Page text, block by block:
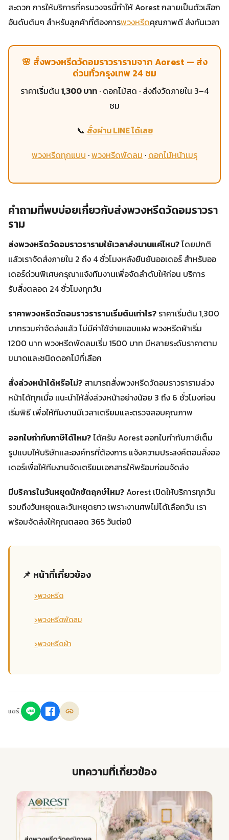
สะดวก การให้บริการที่ครบวงจรนี้ทำให้ Aorest กลายเป็นตัวเลือก
อันดับต้นๆ สำหรับลูกค้าที่ต้องการพวงหรีดคุณภาพดี ส่งทันเวลา
🌸 สั่งพวงหรีดวัดอมราวรารามจาก Aorest — ส่ง
ด่วนทั่วกรุงเทพ 24 ชม
ราคาเริ่มต้น 1,300 บาท · ดอกไม้สด · ส่งถึงวัดภายใน 3–4
ชม
📞 สั่งผ่าน LINE ได้เลย
พวงหรีดทุกแบบ ·พวงหรีดพัดลม · ดอกไม้หน้าเมรุ
คำถามที่พบบ่อยเกี่ยวกับส่งพวงหรีดวัดอมราวรา
ราม
ส่งพวงหรีดวัดอมราวรารามใช้เวลาส่งนานแค่ไหน?โดยปกติ
แล้วเราจัดส่งภายใน 2 ถึง 4 ชั่วโมงหลังยืนยันออเดอร์ สำหรับออ
เดอร์ด่วนพิเศษกรุณาแจ้งทีมงานเพื่อจัดลำดับให้ก่อน บริการ
รับสั่งตลอด 24 ชั่วโมงทุกวัน
ราคาพวงหรีดวัดอมราวรารามเริ่มต้นเท่าไร? ราคาเริ่มต้น 1,300
บาทรวมค่าจัดส่งแล้ว ไม่มีค่าใช้จ่ายแอบแฝง พวงหรีดผ้าเริ่ม
1200 บาท พวงหรีดพัดลมเริ่ม 1500 บาท มีหลายระดับราคาตาม
ขนาดและชนิดดอกไม้ที่เลือก
สั่งล่วงหน้าได้หรือไม่? สามารถสั่งพวงหรีดวัดอมราวรารามล่วง
หน้าได้ทุกเมื่อ แนะนำให้สั่งล่วงหน้าอย่างน้อย 3 ถึง 6 ชั่วโมงก่อน
เริ่มพิธี เพื่อให้ทีมงานมีเวลาเตรียมและตรวจสอบคุณภาพ
ออกใบกำกับภาษีได้ไหม?ได้ครับ Aorest ออกใบกำกับภาษีเต็ม
รูปแบบให้บริษัทและองค์กรที่ต้องการ แจ้งความประสงค์ตอนสั่งออ
เดอร์เพื่อให้ทีมงานจัดเตรียมเอกสารให้พร้อมก่อนจัดส่ง
มีบริการในวันหยุดนักขัตฤกษ์ไหม?Aorest เปิดให้บริการทุกวัน
รวมถึงวันหยุดและวันหยุดยาว เพราะงานศพไม่ได้เลือกวัน เรา
พร้อมจัดส่งให้คุณตลอด 365 วันต่อปี
📌 หน้าที่เกี่ยวข้อง
›พวงหรีด
›พวงหรีดพัดลม
›พวงหรีดผ้า
แชร์:
บทความที่เกี่ยวข้อง